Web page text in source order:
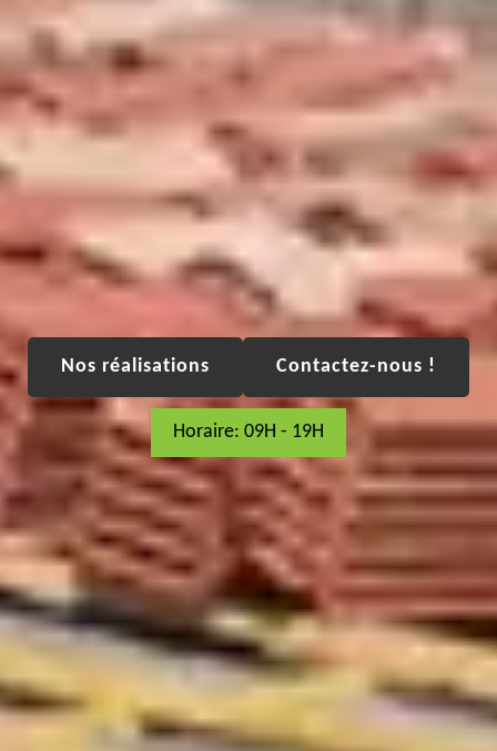
Nos réalisations Contactez-nous !
Horaire: 09H - 19H